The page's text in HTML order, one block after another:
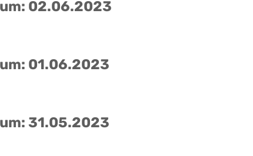
02.06.2023
01.06.2023
31.05.2023